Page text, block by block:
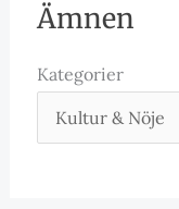
Ämnen
Kategorier